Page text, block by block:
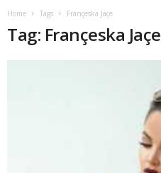
Home Tags Françeska Jaçe
Tag: Françeska Jaçe